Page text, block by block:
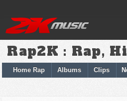
Rap2K : Rap,
Home Rap Albums Clips